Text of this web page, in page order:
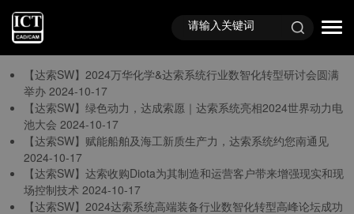
与“达索公司资讯”
首页TAG标签
【达索SW】2024万华化学&达索系统行业数智化转型研讨会圆满
举办 2024-10-17
【达索SW】绿色动力，达成索愿｜达索系统亮相2024世界动力电
池大会 2024-10-17
【达索SW】赋能船舶及海工新质生产力，达索系统约您南通见
2024-10-17
【达索SW】达索收购Diota为其制造和运营客户带来增强现实和现
场控制技术 2024-10-17
【达索SW】2024达索系统高端装备行业数智化转型高峰论坛成功